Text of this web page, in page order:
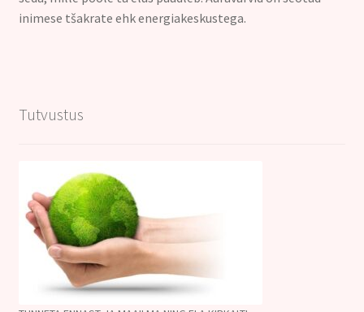
inimese tšakrate ehk energiakeskustega.
Tutvustus